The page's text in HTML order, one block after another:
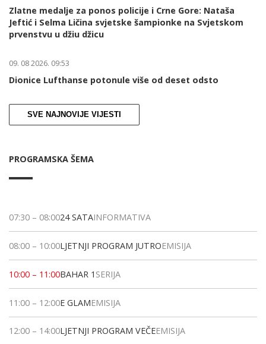
Zlatne medalje za ponos policije i Crne Gore: Nataša
Jeftić i Selma Ličina svjetske šampionke na Svjetskom
prvenstvu u džiu džicu
09. 08 2026. 09:53
Dionice Lufthanse potonule više od deset odsto
SVE NAJNOVIJE VIJESTI
PROGRAMSKA ŠEMA
07:30 – 08:0024 SATAINFORMATIVA
08:00 – 10:00LJETNJI PROGRAM JUTROEMISIJA
10:00 – 11:00BAHAR 1 SERIJA
11:00 – 12:00E GLAMEMISIJA
12:00 – 14:00LJETNJI PROGRAM VEČEEMISIJA